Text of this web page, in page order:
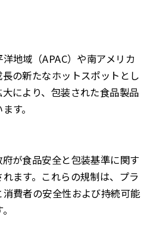
地域（APAC）や南アメリカ
の新たなホットスポットとし
により、包装された食品製品
す。
が食品安全と包装基準に関す
ます。これらの規制は、プラ
費者の安全性および持続可能